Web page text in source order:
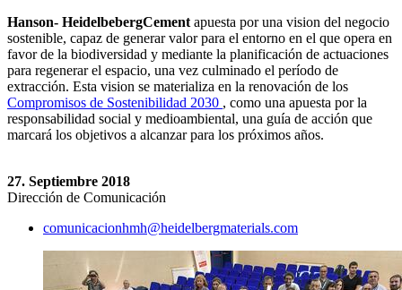
Hanson- HeidelbebergCement apuesta por una vision del negocio
sostenible, capaz de generar valor para el entorno en el que opera en
favor de la biodiversidad y mediante la planificación de actuaciones
para regenerar el espacio, una vez culminado el período de
extracción. Esta vision se materializa en la renovación de los
Compromisos de Sostenibilidad 2030 , como una apuesta por la
responsabilidad social y medioambiental, una guía de acción que
marcará los objetivos a alcanzar para los próximos años.
27. Septiembre 2018
Dirección de Comunicación
comunicacionhmh​@heidelbergmaterials.com